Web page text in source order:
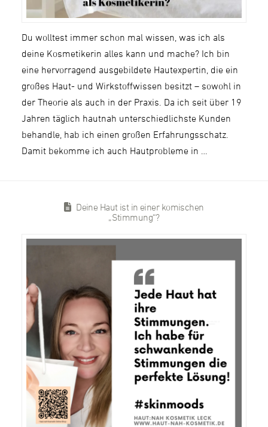
Du wolltest immer schon mal wissen, was ich als
deine Kosmetikerin alles kann und mache? Ich bin
eine hervorragend ausgebildete Hautexpertin, die ein
großes Haut- und Wirkstoffwissen besitzt – sowohl in
der Theorie als auch in der Praxis. Da ich seit über 19
Jahren täglich hautnah unterschiedlichste Kunden
behandle, hab ich einen großen Erfahrungsschatz.
Damit bekomme ich auch Hautprobleme in …
Deine Haut ist in einer komischen
„Stimmung“?